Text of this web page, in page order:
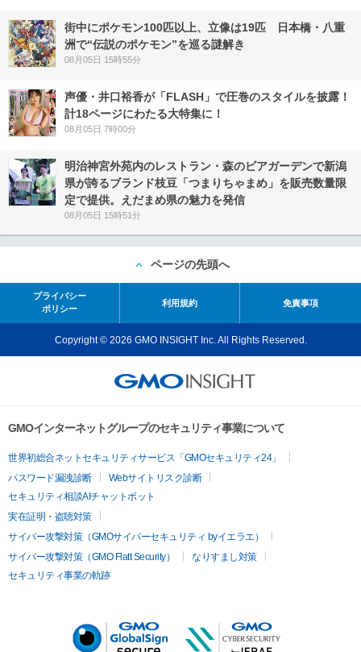
街中にポケモン100匹以上、立像は19匹 日本橋・八重
洲で“伝説のポケモン”を巡る謎解き
08月05日 15時55分
声優・井口裕香が「FLASH」で圧巻のスタイルを披露！
計18ページにわたる大特集に！
08月05日 7時00分
明治神宮外苑内のレストラン・森のビアガーデンで新潟
県が誇るブランド枝豆「つまりちゃまめ」を販売数量限
定で提供。えだまめ県の魅力を発信
08月05日 15時51分
ページの先頭へ
プライバシー
ポリシー
利用規約 免責事項
Copyright © 2026 GMO INSIGHT Inc. All Rights Reserved.
GMOインターネットグループのセキュリティ事業について
世界初総合ネットセキュリティサービス「GMOセキュリティ24」
パスワード漏洩診断
Webサイトリスク診断
セキュリティ相談AIチャットボット
実在証明・盗聴対策
サイバー攻撃対策（GMOサイバーセキュリティ byイエラエ）
サイバー攻撃対策（GMO Flatt Security）
なりすまし対策
セキュリティ事業の軌跡